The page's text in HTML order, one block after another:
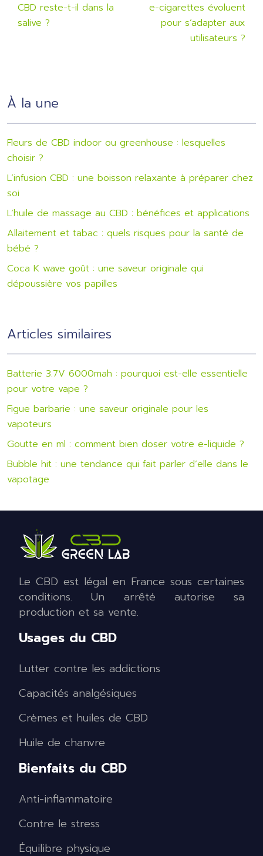
CBD reste-t-il dans la
salive ?
e-cigarettes évoluent
pour s’adapter aux
utilisateurs ?
À la une
Fleurs de CBD indoor ou greenhouse : lesquelles
choisir ?
L’infusion CBD : une boisson relaxante à préparer chez
soi
L’huile de massage au CBD : bénéfices et applications
Allaitement et tabac : quels risques pour la santé de
bébé ?
Coca K wave goût : une saveur originale qui
dépoussière vos papilles
Articles similaires
Batterie 3.7V 6000mah : pourquoi est-elle essentielle
pour votre vape ?
Figue barbarie : une saveur originale pour les
vapoteurs
Goutte en ml : comment bien doser votre e-liquide ?
Bubble hit : une tendance qui fait parler d’elle dans le
vapotage
Le CBD est légal en France sous certaines
conditions. Un arrêté autorise sa
production et sa vente.
Usages du CBD
Lutter contre les addictions
Capacités analgésiques
Crèmes et huiles de CBD
Huile de chanvre
Bienfaits du CBD
Anti-inflammatoire
Contre le stress
Équilibre physique